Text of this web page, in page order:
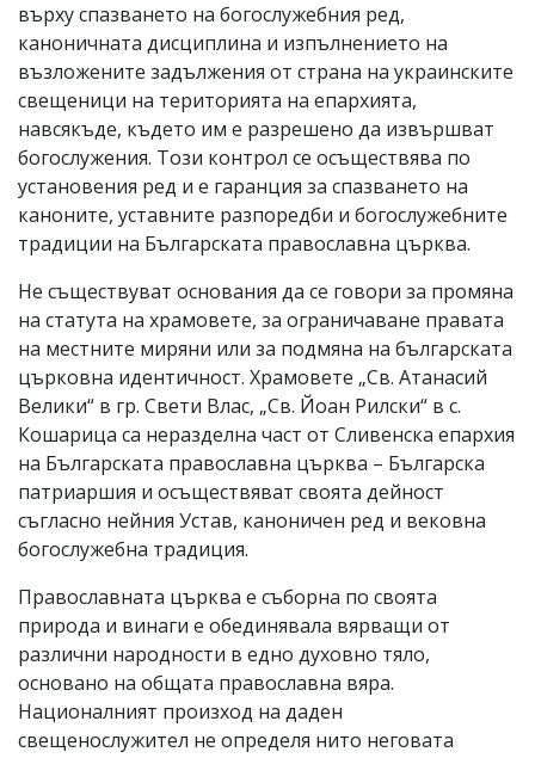
върху спазването на богослужебния ред,
каноничната дисциплина и изпълнението на
възложените задължения от страна на украинските
свещеници на територията на епархията,
навсякъде, където им е разрешено да извършват
богослужения. Този контрол се осъществява по
установения ред и е гаранция за спазването на
каноните, уставните разпоредби и богослужебните
традиции на Българската православна църква.
Не съществуват основания да се говори за промяна
на статута на храмовете, за ограничаване правата
на местните миряни или за подмяна на българската
църковна идентичност. Храмовете „Св. Атанасий
Велики“ в гр. Свети Влас, „Св. Йоан Рилски“ в с.
Кошарица са неразделна част от Сливенска епархия
на Българската православна църква – Българска
патриаршия и осъществяват своята дейност
съгласно нейния Устав, каноничен ред и вековна
богослужебна традиция.
Православната църква е съборна по своята
природа и винаги е обединявала вярващи от
различни народности в едно духовно тяло,
основано на общата православна вяра.
Националният произход на даден
свещенослужител не определя нито неговата